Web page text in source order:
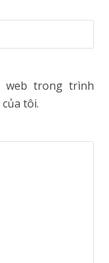
web trong trình
tôi.